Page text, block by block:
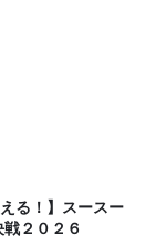
る！】スースー
２０２６